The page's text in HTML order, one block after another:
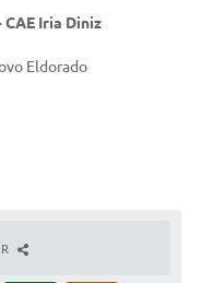
Iria Diniz
Eldorado